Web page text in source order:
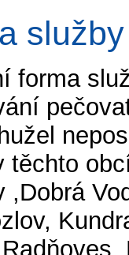
služby
forma
těchto